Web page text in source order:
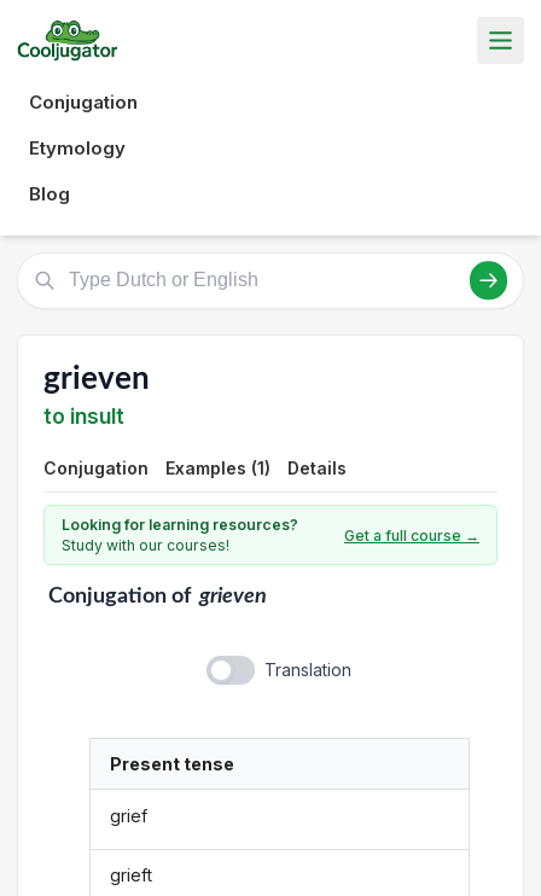
Conjugation
Etymology
Blog
grieven
to insult
Conjugation Examples (1) Details
Looking for learning resources?
Study with our courses!
Get a full course →
Conjugationof grieven
Translation
Present tense
grief
grieft